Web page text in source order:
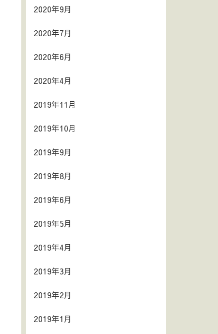
2020年9月
2020年7月
2020年6月
2020年4月
2019年11月
2019年10月
2019年9月
2019年8月
2019年6月
2019年5月
2019年4月
2019年3月
2019年2月
2019年1月